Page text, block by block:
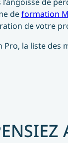
de
deformation
de votre
la liste